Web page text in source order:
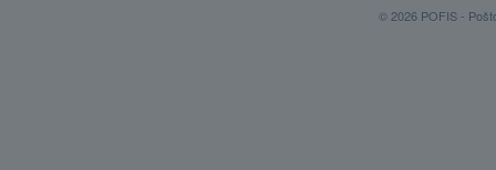
© 2026 POFIS -